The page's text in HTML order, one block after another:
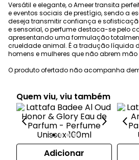
Versátil e elegante, o Ameer transita
e eventos sociais de prestígio, sendo a
deseja transmitir confiança e
e sensorial, o perfume destaca-se pelo
apresentando uma formulação
crueldade animal. É a tradução líquida
homens e mulheres que não abrem
O produto ofertado não acompanha
Quem viu, viu também
Adicionar